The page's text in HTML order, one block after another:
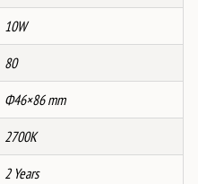
10W
80
Ф46×86 mm
2700K
2 Years